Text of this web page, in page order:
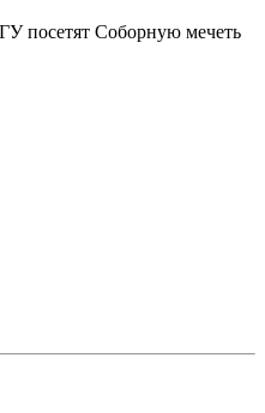
посетят Соборную мечеть